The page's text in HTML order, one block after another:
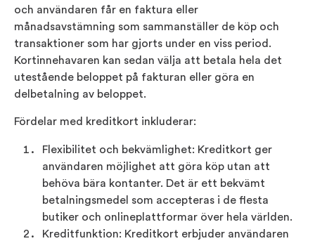
och användaren får en faktura eller
månadsavstämning som sammanställer de köp och
transaktioner som har gjorts under en viss period.
Kortinnehavaren kan sedan välja att betala hela det
utestående beloppet på fakturan eller göra en
delbetalning av beloppet.
Fördelar med kreditkort inkluderar:
Flexibilitet och bekvämlighet: Kreditkort ger
användaren möjlighet att göra köp utan att
behöva bära kontanter. Det är ett bekvämt
betalningsmedel som accepteras i de flesta
butiker och onlineplattformar över hela världen.
Kreditfunktion: Kreditkort erbjuder användaren